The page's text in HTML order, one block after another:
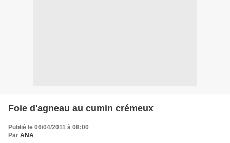
Foie d'agneau au cumin crémeux
Publié le 06/04/2011 à 08:00
Par ANA